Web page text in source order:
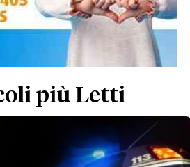
più Letti